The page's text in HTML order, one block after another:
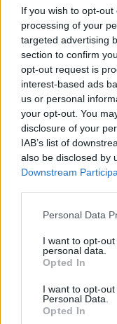
If you wish to opt-
processing of your
targeted advertising
section to confirm
opt-out request is
interest-based ads
us or personal
your opt-out. You
disclosure of your
IAB’s list of
also be disclosed by
Downstream
Please note that
not limited to your
grant or deny
use your data for
consent section.
Personal Data
I want to opt-
personal data.
Opted In
I want to opt-
Personal Data.
Opted In
Boxe: Callum
Stephen McKenna
Andrea Conforti · 8 Ago
CALCIO